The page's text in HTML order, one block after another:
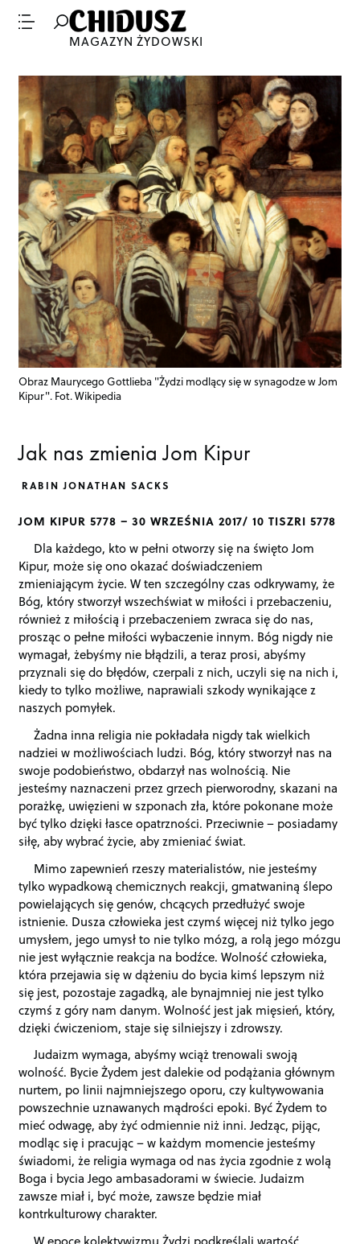
MAGAZYN ŻYDOWSKI
Obraz Maurycego Gottlieba "Żydzi modlący się w synagodze w Jom
Kipur". Fot. Wikipedia
Jak nas zmienia Jom Kipur
RABIN JONATHAN SACKS
JOM KIPUR 5778 – 30 WRZEŚNIA 2017/ 10 TISZRI 5778
Dla każdego, kto w pełni otworzy się na święto Jom
Kipur, może się ono okazać doświadczeniem
zmieniającym życie. W ten szczególny czas odkrywamy, że
Bóg, który stworzył wszechświat w miłości i przebaczeniu,
również z miłością i przebaczeniem zwraca się do nas,
prosząc o pełne miłości wybaczenie innym. Bóg nigdy nie
wymagał, żebyśmy nie błądzili, a teraz prosi, abyśmy
przyznali się do błędów, czerpali z nich, uczyli się na nich i,
kiedy to tylko możliwe, naprawiali szkody wynikające z
naszych pomyłek.
Żadna inna religia nie pokładała nigdy tak wielkich
nadziei w możliwościach ludzi. Bóg, który stworzył nas na
swoje podobieństwo, obdarzył nas wolnością. Nie
jesteśmy naznaczeni przez grzech pierworodny, skazani na
porażkę, uwięzieni w szponach zła, które pokonane może
być tylko dzięki łasce opatrzności. Przeciwnie – posiadamy
siłę, aby wybrać życie, aby zmieniać świat.
Mimo zapewnień rzeszy materialistów, nie jesteśmy
tylko wypadkową chemicznych reakcji, gmatwaniną ślepo
powielających się genów, chcących przedłużyć swoje
istnienie. Dusza człowieka jest czymś więcej niż tylko jego
umysłem, jego umysł to nie tylko mózg, a rolą jego mózgu
nie jest wyłącznie reakcja na bodźce. Wolność człowieka,
która przejawia się w dążeniu do bycia kimś lepszym niż
się jest, pozostaje zagadką, ale bynajmniej nie jest tylko
czymś z góry nam danym. Wolność jest jak mięsień, który,
dzięki ćwiczeniom, staje się silniejszy i zdrowszy.
Judaizm wymaga, abyśmy wciąż trenowali swoją
wolność. Bycie Żydem jest dalekie od podążania głównym
nurtem, po linii najmniejszego oporu, czy kultywowania
powszechnie uznawanych mądrości epoki. Być Żydem to
mieć odwagę, aby żyć odmiennie niż inni. Jedząc, pijąc,
modląc się i pracując – w każdym momencie jesteśmy
świadomi, że religia wymaga od nas życia zgodnie z wolą
Boga i bycia Jego ambasadorami w świecie. Judaizm
zawsze miał i, być może, zawsze będzie miał
kontrkulturowy charakter.